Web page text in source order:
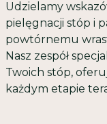
Udzielamy
pielęgnacji stóp i
powtórnemu
Nasz zespół
Twoich stóp,
każdym etapie